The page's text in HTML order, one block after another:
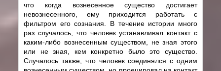
что когда вознесенное существо достигает
невознесенного, ему приходится работать с
фильтром его сознания. В течение истории много
раз случалось, что человек устанавливал контакт с
каким-либо вознесенным существом, не зная этого
или не зная, кем конкретно было это существо.
Случалось также, что человек соединялся с одним